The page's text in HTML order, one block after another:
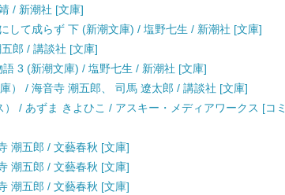
/ 新潮社 [文庫]
して成らず 下 (新潮文庫) / 塩野七生 / 新潮社 [文庫]
郎 / 講談社 [文庫]
3 (新潮文庫) / 塩野七生 / 新潮社 [文庫]
） / 海音寺 潮五郎、 司馬 遼太郎 / 講談社 [文庫]
/ あずま きよひこ / アスキー・メディアワークス [コミ
潮五郎 / 文藝春秋 [文庫]
潮五郎 / 文藝春秋 [文庫]
潮五郎 / 文藝春秋 [文庫]